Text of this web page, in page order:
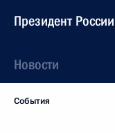
Президент России
Новости
События